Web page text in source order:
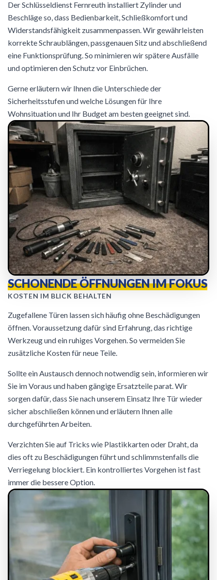
Der Schlüsseldienst Fernreuth installiert Zylinder und
Beschläge so, dass Bedienbarkeit, Schließkomfort und
Widerstandsfähigkeit zusammenpassen. Wir gewährleisten
korrekte Schraublängen, passgenauen Sitz und abschließend
eine Funktionsprüfung. So minimieren wir spätere Ausfälle
und optimieren den Schutz vor Einbrüchen.
Gerne erläutern wir Ihnen die Unterschiede der
Sicherheitsstufen und welche Lösungen für Ihre
Wohnsituation und Ihr Budget am besten geeignet sind.
SCHONENDE ÖFFNUNGEN IM FOKUS
KOSTEN IM BLICK BEHALTEN
Zugefallene Türen lassen sich häufig ohne Beschädigungen
öffnen. Voraussetzung dafür sind Erfahrung, das richtige
Werkzeug und ein ruhiges Vorgehen. So vermeiden Sie
zusätzliche Kosten für neue Teile.
Sollte ein Austausch dennoch notwendig sein, informieren wir
Sie im Voraus und haben gängige Ersatzteile parat. Wir
sorgen dafür, dass Sie nach unserem Einsatz Ihre Tür wieder
sicher abschließen können und erläutern Ihnen alle
durchgeführten Arbeiten.
Verzichten Sie auf Tricks wie Plastikkarten oder Draht, da
dies oft zu Beschädigungen führt und schlimmstenfalls die
Verriegelung blockiert. Ein kontrolliertes Vorgehen ist fast
immer die bessere Option.